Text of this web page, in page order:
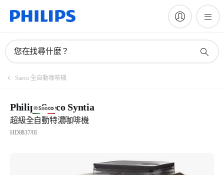
您在找尋什麼？
Saeco 全自動咖啡機
Philips Saeco Syntia
超級全自動特濃咖啡機
HD8837/01